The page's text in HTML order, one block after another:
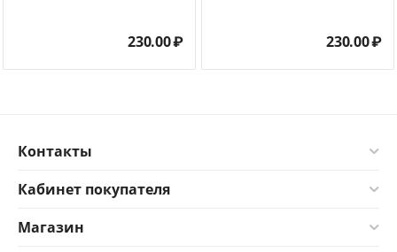
230.00₽ 230.00₽
Контакты
Кабинет покупателя
Магазин